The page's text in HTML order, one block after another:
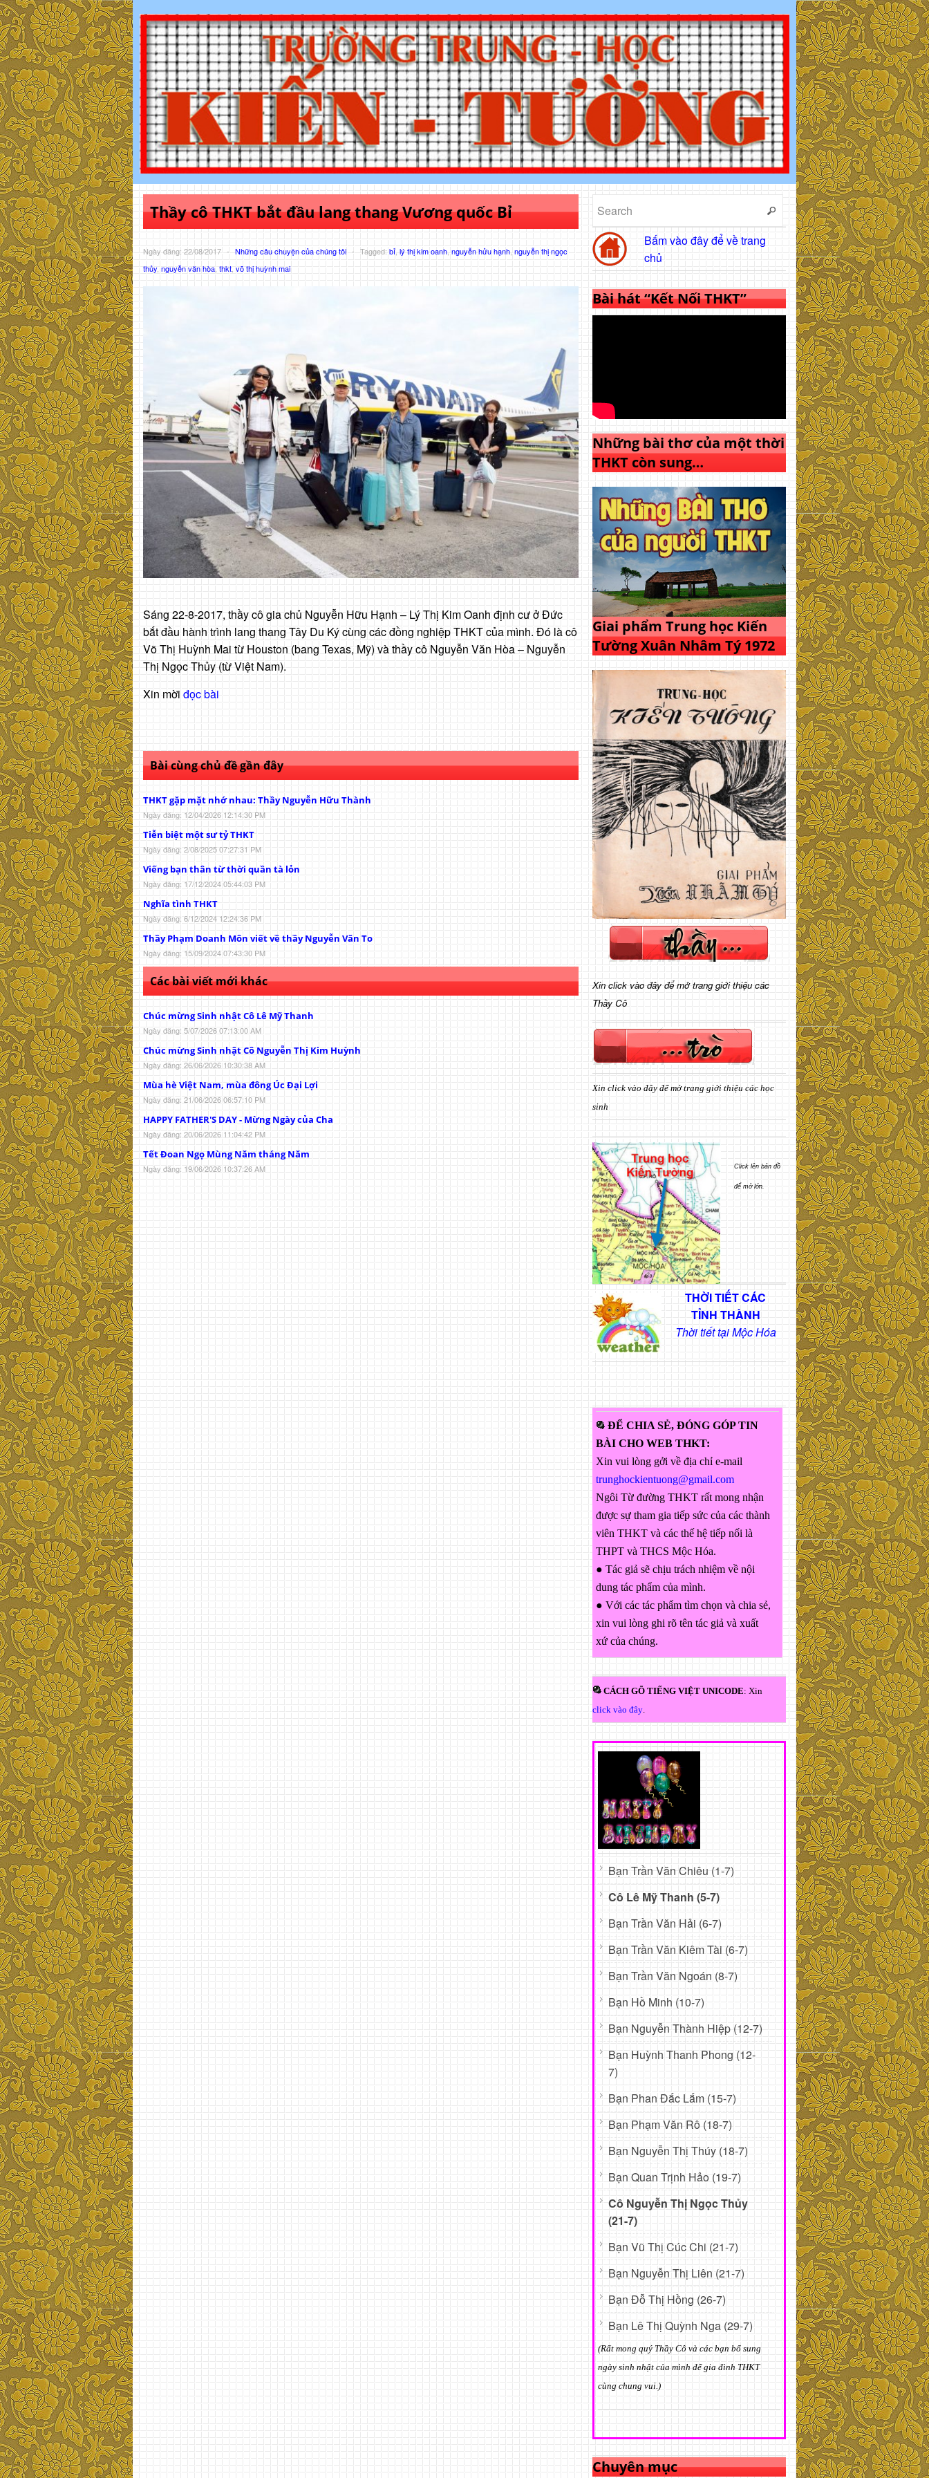
Thầy cô THKT bắt đầu lang thang Vương quốc Bỉ
Ngày đăng: 22/08/2017 - Những câu chuyện của chúng tôi - Tagged: bỉ lý thị kim oanh nguyễn hửu hạnh nguyễn thị ngọc
thủy nguyễn văn hòa thkt võ thị huỳnh mai
Sáng 22-8-2017, thầy cô gia chủ Nguyễn Hữu Hạnh – Lý Thị Kim Oanh định cư ở Đức
bắt đầu hành trình lang thang Tây Du Ký cùng các đồng nghiệp THKT của mình. Đó là cô
Võ Thị Huỳnh Mai từ Houston (bang Texas, Mỹ) và thầy cô Nguyễn Văn Hòa – Nguyễn
Thị Ngọc Thủy (từ Việt Nam).
Xin mời đọc bài
Bài cùng chủ đề gần đây
THKT gặp mặt nhớ nhau: Thầy Nguyễn Hữu Thành
Ngày đăng: 12/04/2026 12:14:30 PM
Tiễn biệt một sư tỷ THKT
Ngày đăng: 2/08/2025 07:27:31 PM
Viếng bạn thân từ thời quần tà lỏn
Ngày đăng: 17/12/2024 05:44:03 PM
Nghĩa tình THKT
Ngày đăng: 6/12/2024 12:24:36 PM
Thầy Phạm Doanh Môn viết về thầy Nguyễn Văn To
Ngày đăng: 15/09/2024 07:43:30 PM
Các bài viết mới khác
Chúc mừng Sinh nhật Cô Lê Mỹ Thanh
Ngày đăng: 5/07/2026 07:13:00 AM
Chúc mừng Sinh nhật Cô Nguyễn Thị Kim Huỳnh
Ngày đăng: 26/06/2026 10:30:38 AM
Mùa hè Việt Nam, mùa đông Úc Đại Lợi
Ngày đăng: 21/06/2026 06:57:10 PM
HAPPY FATHER'S DAY - Mừng Ngày của Cha
Ngày đăng: 20/06/2026 11:04:42 PM
Tết Đoan Ngọ Mùng Năm tháng Năm
Ngày đăng: 19/06/2026 10:37:26 AM
Bấm vào đây để về trang
chủ
Bài hát “Kết Nối THKT”
Những bài thơ của một thời
THKT còn sung…
Giai phẩm Trung học Kiến
Tường Xuân Nhâm Tý 1972
Xin click vào đây để mở trang giới thiệu các
Thầy Cô
Xin click vào đây để mở trang giới thiệu các học
sinh
Click lên bản đồ
để mở lớn.
THỜI TIẾT CÁC
TỈNH THÀNH
Thời tiết tại Mộc Hóa
ĐỂ CHIA SẺ, ĐÓNG GÓP TIN
BÀI CHO WEB THKT:
Xin vui lòng gởi về địa chỉ e-mail
trunghockientuong@gmail.com
Ngôi Từ đường THKT rất mong nhận
được sự tham gia tiếp sức của các thành
viên THKT và các thế hệ tiếp nối là
THPT và THCS Mộc Hóa.
● Tác giả sẽ chịu trách nhiệm về nội
dung tác phẩm của mình.
● Với các tác phẩm tìm chọn và chia sẻ,
xin vui lòng ghi rõ tên tác giả và xuất
xứ của chúng.
CÁCH GÕ TIẾNG VIỆT UNICODE: Xin
click vào đây
Bạn Trần Văn Chiêu (1-7)
Cô Lê Mỹ Thanh (5-7)
Bạn Trần Văn Hải (6-7)
Bạn Trần Văn Kiêm Tài (6-7)
Bạn Trần Văn Ngoán (8-7)
Bạn Hồ Minh (10-7)
Bạn Nguyễn Thành Hiệp (12-7)
Bạn Huỳnh Thanh Phong (12-
7)
Bạn Phan Đắc Lắm (15-7)
Bạn Phạm Văn Rô (18-7)
Bạn Nguyễn Thị Thúy (18-7)
Bạn Quan Trịnh Hảo (19-7)
Cô Nguyễn Thị Ngọc Thủy
(21-7)
Bạn Vũ Thị Cúc Chi (21-7)
Bạn Nguyễn Thị Liên (21-7)
Bạn Đỗ Thị Hồng (26-7)
Bạn Lê Thị Quỳnh Nga (29-7)
(Rất mong quý Thầy Cô và các bạn bổ sung
ngày sinh nhật của mình để gia đình THKT
cùng chung vui.)
Chuyên mục